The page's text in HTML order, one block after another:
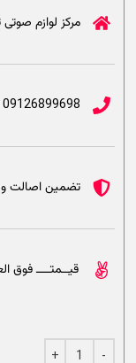
مرکز لوازم صوتی
09126899698 - 02133907914
تضمین اصالت و
قیــمتــــ فوق